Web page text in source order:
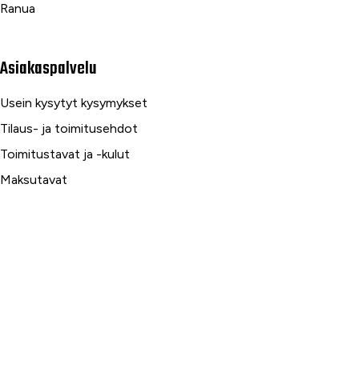
Ranua
Asiakaspalvelu
Usein kysytyt kysymykset
Tilaus- ja toimitusehdot
Toimitustavat ja -kulut
Maksutavat